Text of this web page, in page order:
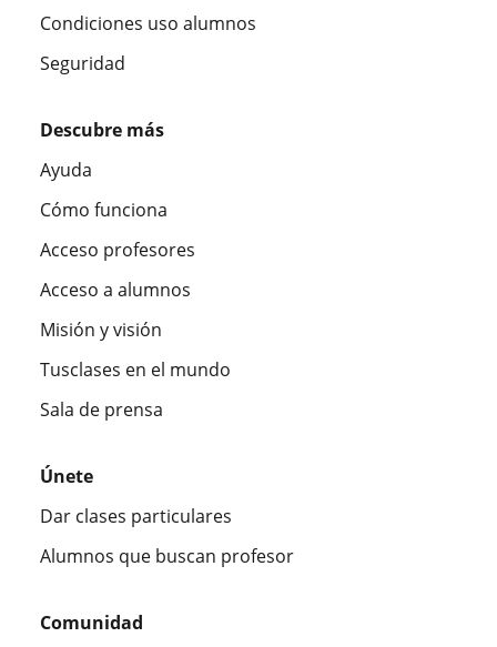
Condiciones uso alumnos
Seguridad
Descubre más
Ayuda
Cómo funciona
Acceso profesores
Acceso a alumnos
Misión y visión
Tusclases en el mundo
Sala de prensa
Únete
Dar clases particulares
Alumnos que buscan profesor
Comunidad